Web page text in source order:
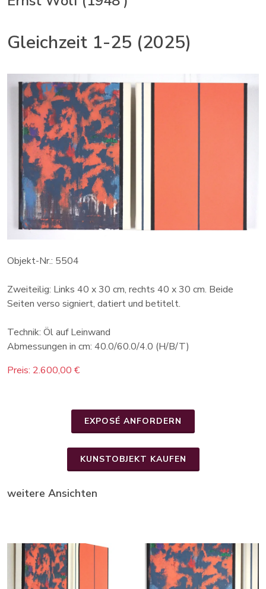
Gleichzeit 1-25 (2025)
Objekt-Nr.: 5504
Zweiteilig: Links 40 x 30 cm, rechts 40 x 30 cm. Beide
Seiten verso signiert, datiert und betitelt.
Technik: Öl auf Leinwand
Abmessungen in cm: 40.0/60.0/4.0 (H/B/T)
Preis: 2.600,00 €
EXPOSÉ ANFORDERN
KUNSTOBJEKT KAUFEN
weitere Ansichten